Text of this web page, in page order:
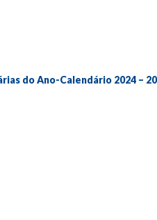
do Ano-Calendário 2024 –